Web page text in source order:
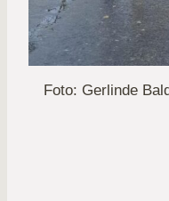
Foto: Gerlinde